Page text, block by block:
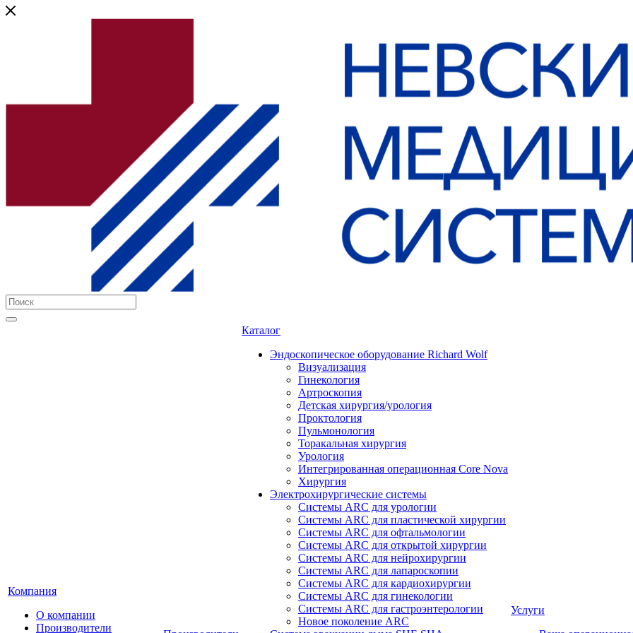
Компания
О компании
Производители
Каталог
Эндоскопическое оборудование Richard Wolf
Визуализация
Гинекология
Артроскопия
Детская хирургия/урология
Проктология
Пульмонология
Торакальная хирургия
Урология
Интегрированная операционная Core Nova
Хирургия
Электрохирургические системы
Системы ARC для урологии
Системы ARC для пластической хирургии
Системы ARC для офтальмологии
Системы ARC для открытой хирургии
Системы ARC для нейрохирургии
Системы ARC для лапароскопии
Системы ARC для кардиохирургии
Системы ARC для гинекологии
Системы ARC для гастроэнтерологии
Новое поколение ARC
Услуги